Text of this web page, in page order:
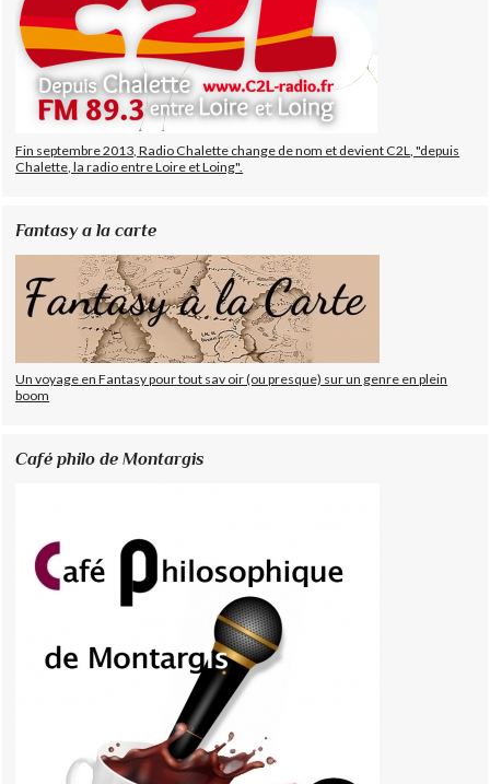
Fin septembre 2013, Radio Chalette change de nom et devient C2L, "depuis
Chalette, la radio entre Loire et Loing".
Fantasy a la carte
Un voyage en Fantasy pour tout sav oir (ou presque) sur un genre en plein
boom
Café philo de Montargis